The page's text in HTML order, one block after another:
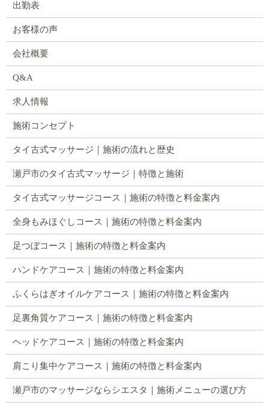
出勤表
お客様の声
会社概要
Q&A
求人情報
施術コンセプト
タイ古式マッサージ｜施術の流れと歴史
瀬戸市のタイ古式マッサージ｜特徴と施術
タイ古式マッサージコース｜施術の特徴と料金案内
全身もみほぐしコース｜施術の特徴と料金案内
足つぼコース｜施術の特徴と料金案内
ハンドケアコース｜施術の特徴と料金案内
ふくらはぎオイルケアコース｜施術の特徴と料金案内
足裏角質ケアコース｜施術の特徴と料金案内
ヘッドケアコース｜施術の特徴と料金案内
肩こり集中ケアコース｜施術の特徴と料金案内
瀬戸市のマッサージならシエスタ｜施術メニューの選び方